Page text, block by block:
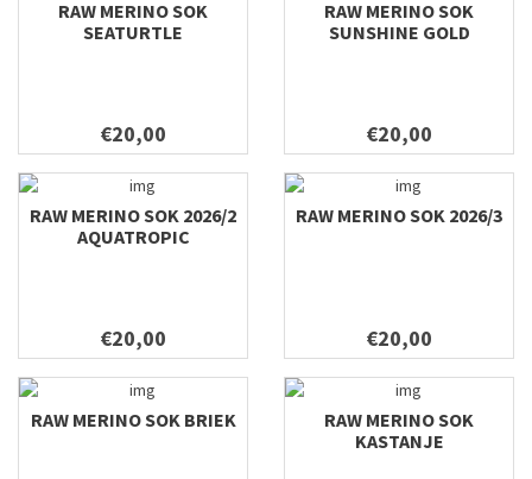
RAW MERINO SOK
SEATURTLE
€20,00
RAW MERINO SOK
SUNSHINE GOLD
€20,00
RAW MERINO SOK 2026/2
AQUATROPIC
€20,00
RAW MERINO SOK 2026/3
€20,00
RAW MERINO SOK BRIEK
RAW MERINO SOK
KASTANJE